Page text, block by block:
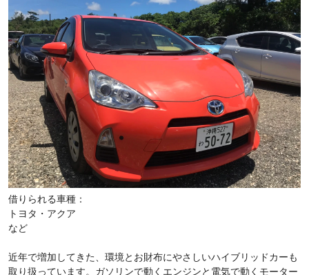
借りられる車種：
トヨタ・アクア
など
近年で増加してきた、環境とお財布にやさしいハイブリッドカーも
取り扱っています。ガソリンで動くエンジンと電気で動くモーター